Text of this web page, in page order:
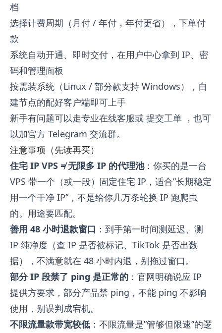
档
选择计费周期（月付 / 年付，年付更省），下单付
款
系统自动开通、即时交付，在用户中心拿到 IP、密
码和管理面板
按需装系统（Linux / 部分款支持 Windows），自
建节点的配好客户端即可上手
新手有问题可以走专业在线客服或 提交工单 ，也可
以加官方 Telegram 交流群。
注意事项（先读再买）
住宅 IP VPS ≠ 无限多 IP 的代理池：你买的是一台
VPS 带一个（或一段）固定住宅 IP，适合”长期稳定
用一个干净 IP”，不是给你几万条轮换 IP 跑爬虫
的。用途要匹配。
善用 48 小时退款窗口 ：到手第一时间测延迟、测
IP 纯净度（查 IP 是否被标记、TikTok 是否出数
据），不满意就在 48 小时内退，别拖过窗口。
部分 IP 段禁了 ping 是正常的 ：官网明确说应 IP
提供方要求，部分产品禁 ping，不能 ping 不影响
使用，别误判成宕机。
不限流量款带宽较低 ：不限流量是”管够但限速”的逻